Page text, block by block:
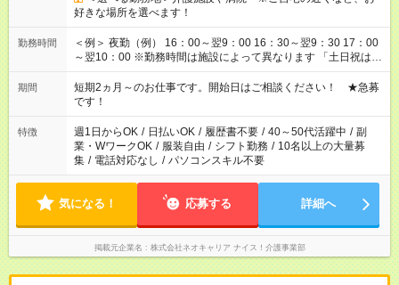
好きな場所を選べます！
勤務時間
＜例＞ 夜勤（例） 16：00～翌9：00 16：30～翌9：30 17：00
～翌10：00 ※勤務時間は施設によって異なります 「土日祝は休
みたい」 「しっかり稼ぎたい」 「もう少し遅い時間から始めた
い」など ご希望にあったお仕事をご案内いたします。 ※未経験
の方の場合は1～2ヶ月間は日中での仕事を経験いただき、 お
仕事に慣れてからの夜勤になります。 ★家庭の都合でお休みが
必要な場合も遠慮なくご相談ください。
期間
短期2ヵ月～のお仕事です。開始日はご相談ください！ ★急募
です！
特徴 週1日からOK / 日払いOK / 履歴書不要 / 40～50代活躍中 / 副
業・WワークOK / 服装自由 / シフト勤務 / 10名以上の大量募
集 / 電話対応なし / パソコンスキル不要
気になる！ 応募する 詳細へ
掲載元企業名 株式会社ネオキャリア ナイス！介護事業部